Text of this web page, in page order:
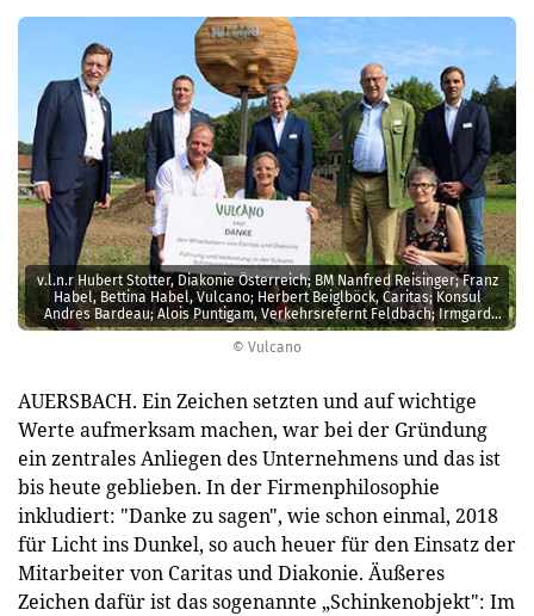
© Vulcano
v.l.n.r Hubert Stotter, Diakonie Österreich; BM Nanfred Reisinger; Franz
Habel, Bettina Habel, Vulcano; Herbert Beiglböck, Caritas; Konsul
Andres Bardeau; Alois Puntigam, Verkehrsrefernt Feldbach; Irmgard
Rieger, Caritas.
AUERSBACH. Ein Zeichen setzten und auf wichtige
Werte aufmerksam machen, war bei der Gründung
ein zentrales Anliegen des Unternehmens und das ist
bis heute geblieben. In der Firmenphilosophie
inkludiert: "Danke zu sagen", wie schon einmal, 2018
für Licht ins Dunkel, so auch heuer für den Einsatz der
Mit­arbeiter von Caritas und Diakonie. Äußeres
Zeichen dafür ist das sogenannte „Schinkenobjekt": Im